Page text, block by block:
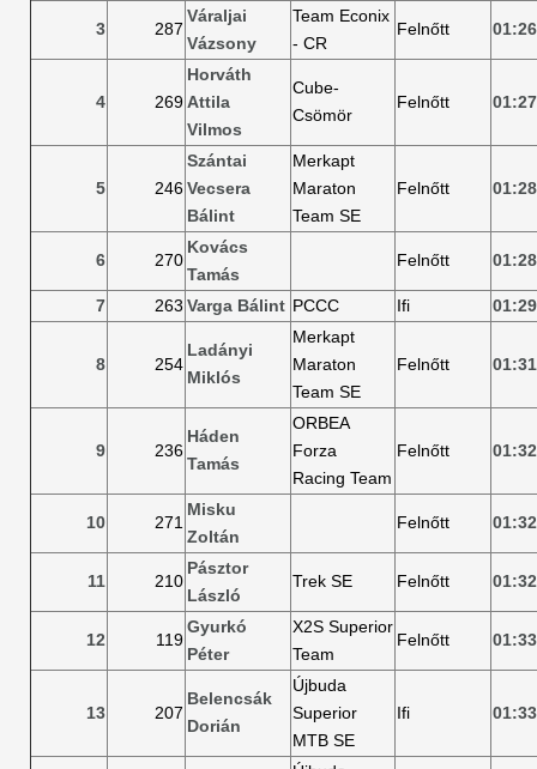
3 287
Váraljai
Vázsony
Team Econix
- CR
Felnőtt
4 269
Horváth
Attila
Vilmos
Cube-
Csömör
Felnőtt
5 246
Szántai
Vecsera
Bálint
Merkapt
Maraton
Team SE
Felnőtt
6 270
Kovács
Tamás
Felnőtt
7 263 Varga Bálint PCCC Ifi
8 254
Ladányi
Miklós
Merkapt
Maraton
Team SE
Felnőtt
9 236
Háden
Tamás
ORBEA
Forza
Racing Team
Felnőtt
10 271
Misku
Zoltán
Felnőtt
11 210
Pásztor
László
Trek SE Felnőtt
12 119
Gyurkó
Péter
X2S Superior
Team
Felnőtt
13 207
Belencsák
Dorián
Újbuda
Superior
MTB SE
Ifi